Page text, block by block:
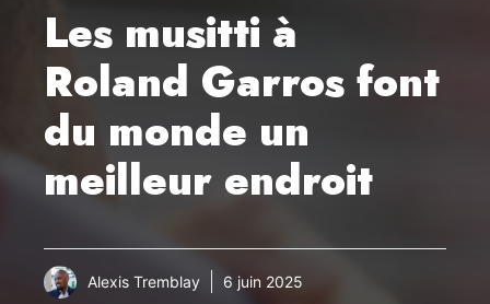
Les musitti à
Roland Garros font
du monde un
meilleur endroit
Alexis Tremblay 6 juin 2025